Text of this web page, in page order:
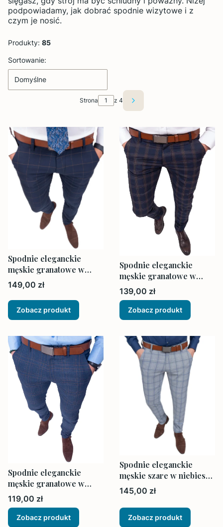
podpowiadamy, jak dobrać spodnie wizytowe i z
czym je nosić.
Produkty: 85
Lista produktów
Sortowanie:
Domyślne
Strona z 4 Następne produkty
Spodnie eleganckie
męskie granatowe w
brązową kratę
Cena
149,00 zł
Zobacz produkt
Spodnie eleganckie
męskie granatowe w
brązową kratę
Cena
139,00 zł
Zobacz produkt
Spodnie eleganckie
męskie granatowe w
kratę
Cena
119,00 zł
Zobacz produkt
Spodnie eleganckie
męskie szare w niebieską
kratę
Cena
145,00 zł
Zobacz produkt